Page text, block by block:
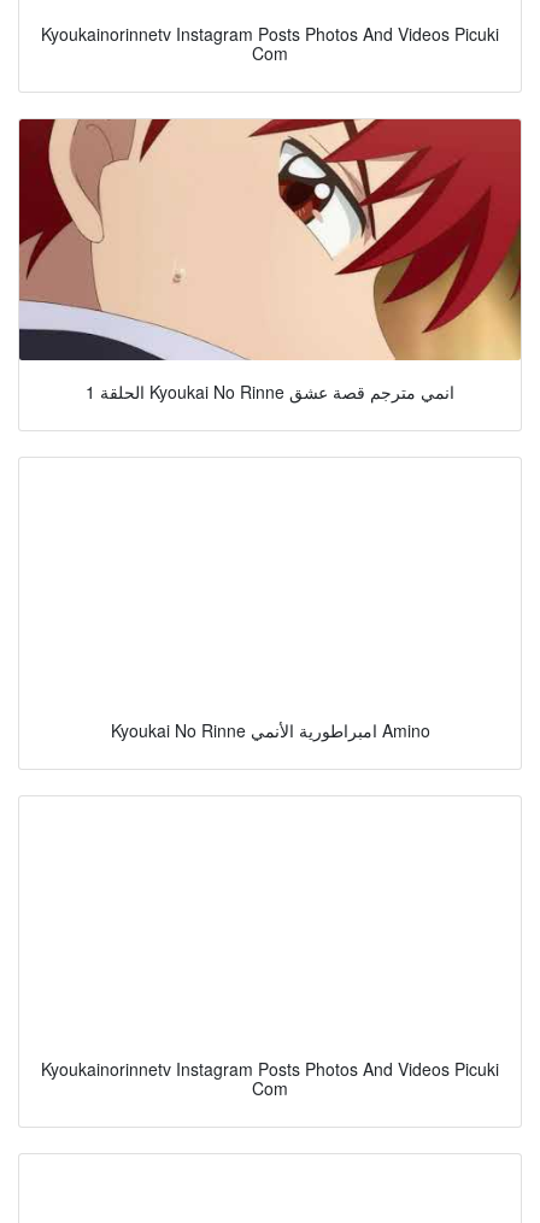
Kyoukainorinnetv Instagram Posts Photos And Videos Picuki
Com
الحلقة 1 Kyoukai No Rinne انمي مترجم قصة عشق
Kyoukai No Rinne امبراطورية الأنمي Amino
Kyoukainorinnetv Instagram Posts Photos And Videos Picuki
Com